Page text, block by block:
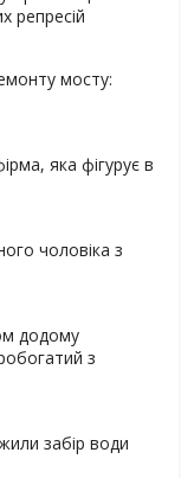
репресій
мосту:
яка фігурує в
чоловіка з
додому
з
забір води